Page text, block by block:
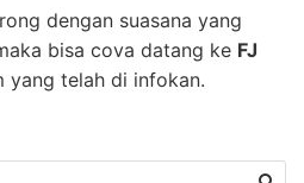
dengan suasana yang
bisa cova datang ke FJ
yang telah di infokan.